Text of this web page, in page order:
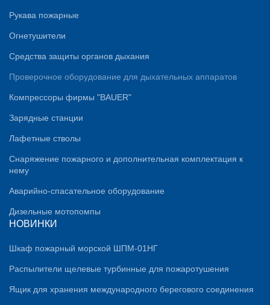
Рукава пожарные
Огнетушители
Средства защиты органов дыхания
Проверочное оборудование для дыхательных аппаратов
Компрессоры фирмы "BAUER"
Зарядные станции
Лафетные стволы
Снаряжение пожарного и дополнительная комплектация к
нему
Аварийно-спасательное оборудование
Дизельные мотопомпы
НОВИНКИ
Шкаф пожарный морской ШПМ-01НГ
Распылители щелевые турбинные для пожаротушения
Ящик для хранения международного берегового соединения